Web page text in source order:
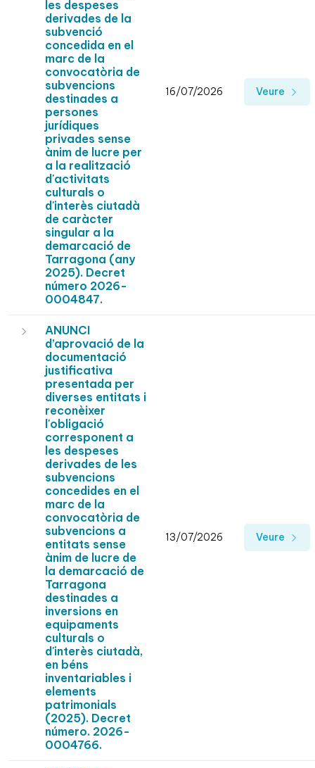
les despeses
derivades de la
subvenció
concedida en el
marc de la
convocatòria de
subvencions
destinades a
persones
jurídiques
privades sense
ànim de lucre per
a la realització
d'activitats
culturals o
d'interès ciutadà
de caràcter
singular a la
demarcació de
Tarragona (any
2025). Decret
número 2026-
0004847.
16/07/2026 Veure
ANUNCI
d’aprovació de la
documentació
justificativa
presentada per
diverses entitats i
reconèixer
l'obligació
corresponent a
les despeses
derivades de les
subvencions
concedides en el
marc de la
convocatòria de
subvencions a
entitats sense
ànim de lucre de
la demarcació de
Tarragona
destinades a
inversions en
equipaments
culturals o
d'interès ciutadà,
en béns
inventariables i
elements
patrimonials
(2025). Decret
número. 2026-
0004766.
13/07/2026 Veure